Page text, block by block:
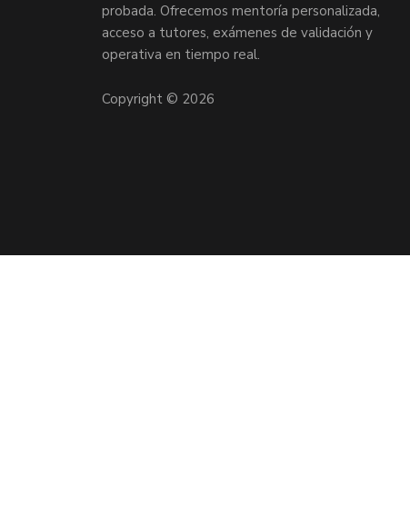
probada. Ofrecemos mentoría personalizada,
acceso a tutores, exámenes de validación y
operativa en tiempo real.
Copyright © 2026